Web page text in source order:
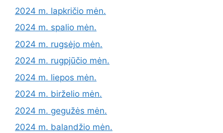
2024 m. lapkričio mėn.
2024 m. spalio mėn.
2024 m. rugsėjo mėn.
2024 m. rugpjūčio mėn.
2024 m. liepos mėn.
2024 m. birželio mėn.
2024 m. gegužės mėn.
2024 m. balandžio mėn.